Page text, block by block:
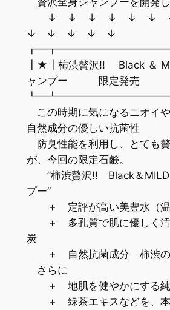
↓ ↓ ↓ ↓ ↓ ↓
↓ ↓ ↓ ↓ ↓
┃★┃柿渋贅沢!! Black ＆
ャンプー 限定発売
この時期に気になるニオイや
自然成分の優しい抗菌性
防臭性能を利用し、とても
が、今回の限定石鹸。
”柿渋贅沢!! Black＆MILD
プー”
＋ 定評が高い美豊水（温
＋ 多孔質で肌に優しく汚
炭
＋ 自然抗菌成分 柿渋の
さらに
＋ 地肌を健やかにする純
＋ 緑茶エキスなどを、本